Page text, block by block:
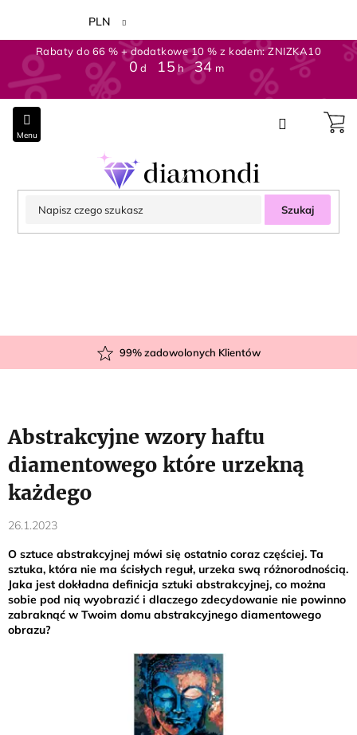
treści
Rabaty do 66 % + dodatkowe 10 % z kodem: ZNIZKA10
0 d 15 h 34 m
PLN
Szukaj
99% zadowolonych Klientów
Abstrakcyjne wzory haftu
diamentowego które urzekną
każdego
26.1.2023
O sztuce abstrakcyjnej mówi się ostatnio coraz częściej. Ta
sztuka, która nie ma ścisłych reguł, urzeka swą różnorodnością.
Jaka jest dokładna definicja sztuki abstrakcyjnej, co można
sobie pod nią wyobrazić i dlaczego zdecydowanie nie powinno
zabraknąć w Twoim domu abstrakcyjnego diamentowego
obrazu?